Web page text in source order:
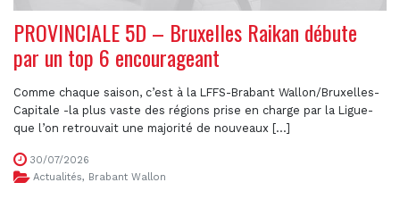
PROVINCIALE 5D – Bruxelles Raikan débute
par un top 6 encourageant
Comme chaque saison, c’est à la LFFS-Brabant Wallon/Bruxelles-
Capitale -la plus vaste des régions prise en charge par la Ligue-
que l’on retrouvait une majorité de nouveaux [...]
30/07/2026
Actualités, Brabant Wallon